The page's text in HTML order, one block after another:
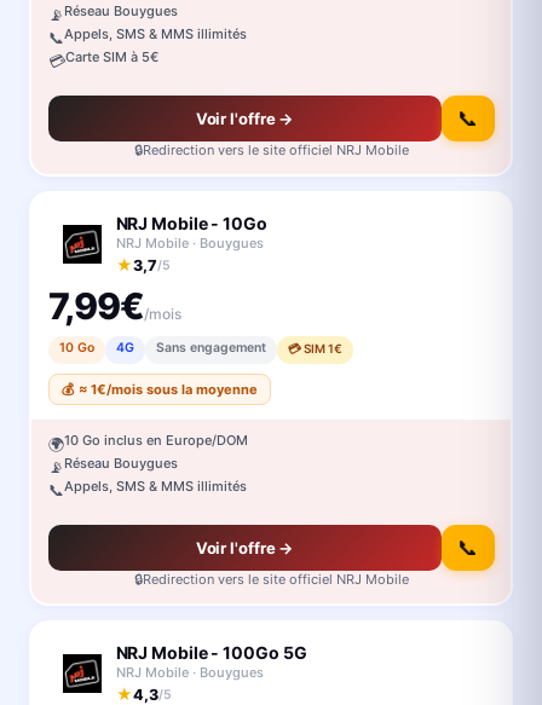
📡 Réseau Bouygues
📞Appels, SMS & MMS illimités
💳Carte SIM à 5€
Voir l'offre → 📞
🔒Redirection vers le site officiel NRJ Mobile
NRJ Mobile - 10Go
NRJ Mobile · Bouygues
★3,7/5
7,99€/mois
10 Go 4G Sans engagement 💳 SIM 1€
💰 ≈ 1€/mois sous la moyenne
🌍10 Go inclus en Europe/DOM
📡 Réseau Bouygues
📞Appels, SMS & MMS illimités
Voir l'offre → 📞
🔒Redirection vers le site officiel NRJ Mobile
NRJ Mobile - 100Go 5G
NRJ Mobile · Bouygues
★4,3/5